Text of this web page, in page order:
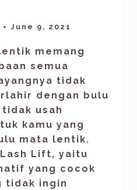
June 9, 2021
memang
semua
tidak
dengan bulu
usah
kamu yang
mata lentik.
Lift, yaitu
yang cocok
tidak ingin